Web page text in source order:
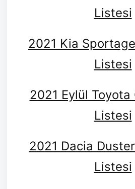
Listesi
2021 Kia
Listesi
2021 Eylül Toyota
Listesi
2021 Dacia
Listesi